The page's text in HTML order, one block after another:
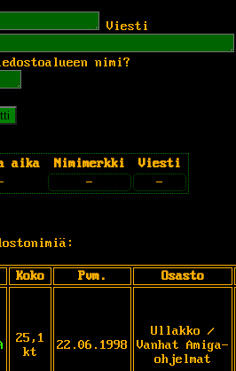
Viesti
nimi?
aika Nimimerkki
Viesti
- -
Koko Pvm. Osasto
25,1
kt
22.06.1998
Ullakko /
Vanhat Amiga-
ohjelmat